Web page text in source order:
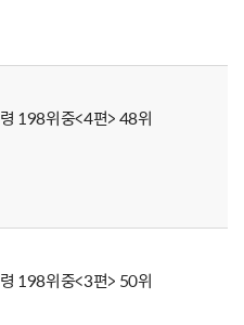
198위중<4편> 48위
198위중<3편> 50위